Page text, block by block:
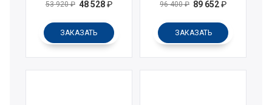
53 920₽ 48 528₽
ЗАКАЗАТЬ
96 400₽ 89 652₽
ЗАКАЗАТЬ